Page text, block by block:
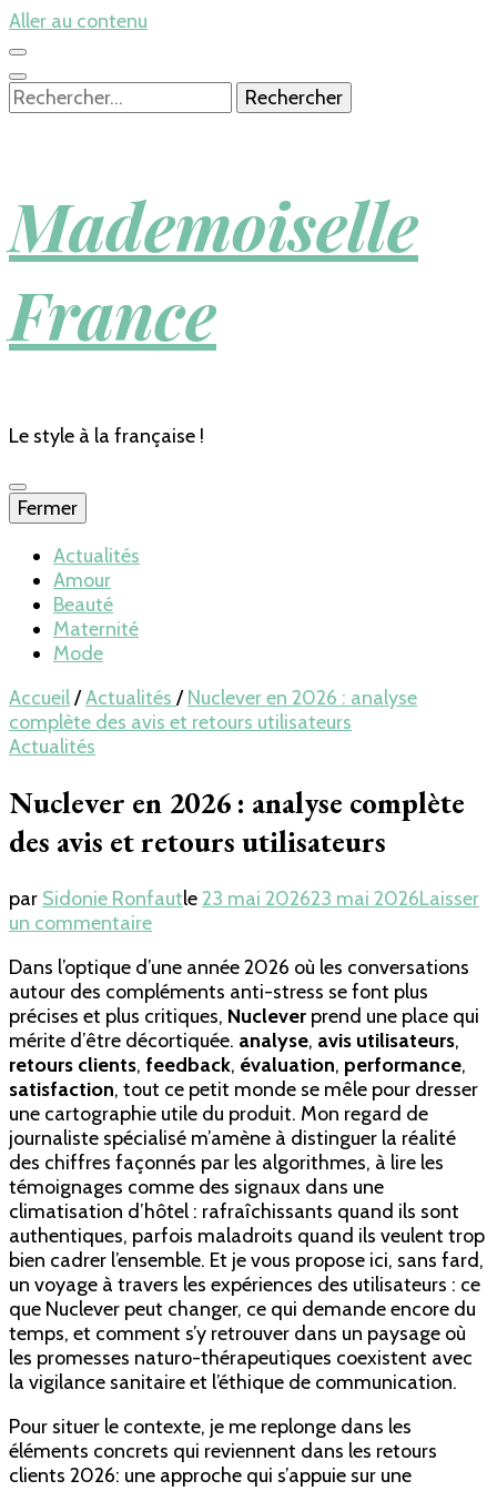
Aller au contenu
Rechercher :
Mademoiselle
France
Le style à la française !
Fermer
Actualités
Amour
Beauté
Maternité
Mode
Accueil/Actualités / Nuclever en 2026 : analyse
complète des avis et retours utilisateurs
Actualités
Nuclever en 2026 : analyse complète
des avis et retours utilisateurs
par Sidonie Ronfautle23 mai 202623 mai 2026Laisser
un commentairesur
en
2026
:
analyse
complète
des
avis
et
retours
utilisateurs
Dans l’optique d’une année 2026 où les conversations
autour des compléments anti-stress se font plus
précises et plus critiques, Nuclever prend une place qui
mérite d’être décortiquée. analyse, avis utilisateurs,
retours clients, feedback, évaluation, performance,
satisfaction, tout ce petit monde se mêle pour dresser
une cartographie utile du produit. Mon regard de
journaliste spécialisé m’amène à distinguer la réalité
des chiffres façonnés par les algorithmes, à lire les
témoignages comme des signaux dans une
climatisation d’hôtel : rafraîchissants quand ils sont
authentiques, parfois maladroits quand ils veulent trop
bien cadrer l’ensemble. Et je vous propose ici, sans fard,
un voyage à travers les expériences des utilisateurs : ce
que Nuclever peut changer, ce qui demande encore du
temps, et comment s’y retrouver dans un paysage où
les promesses naturo-thérapeutiques coexistent avec
la vigilance sanitaire et l’éthique de communication.
Pour situer le contexte, je me replonge dans les
éléments concrets qui reviennent dans les retours
clients 2026: une approche qui s’appuie sur une